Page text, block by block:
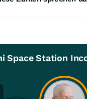
Space Station